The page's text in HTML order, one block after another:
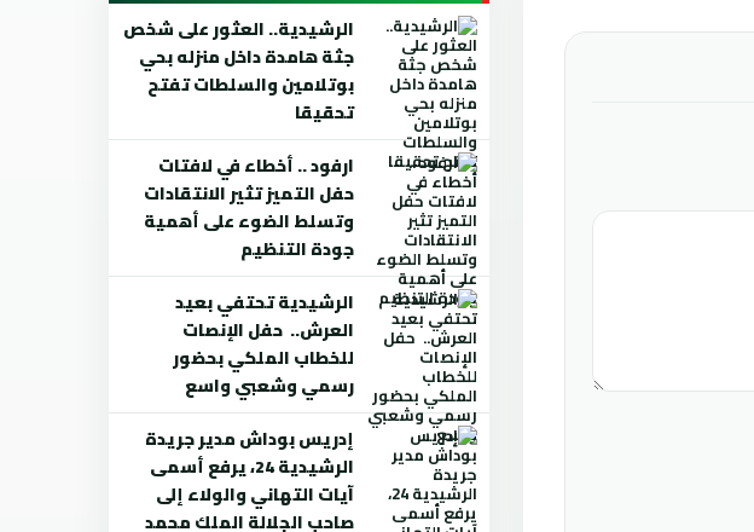
الرشيدية.. العثور على شخص
جثة هامدة داخل منزله بحي
بوتلامين والسلطات تفتح
تحقيقا
ارفود .. أخطاء في لافتات
حفل التميز تثير الانتقادات
وتسلط الضوء على أهمية
جودة التنظيم
الرشيدية تحتفي بعيد
العرش.. حفل الإنصات
للخطاب الملكي بحضور
رسمي وشعبي واسع
إدريس بوداش مدير جريدة
الرشيدية 24، يرفع أسمى
آيات التهاني والولاء إلى
صاحب الجلالة الملك محمد